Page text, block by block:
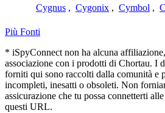
Cygnus , Cygonix , Cymbol ,
Più Fonti
* iSpyConnect non ha alcuna
associazione con i prodotti di Chortau. I
forniti qui sono raccolti dalla comunità e
incompleti, inesatti o obsoleti. Non
assicurazione che tu possa connetterti
questi URL.